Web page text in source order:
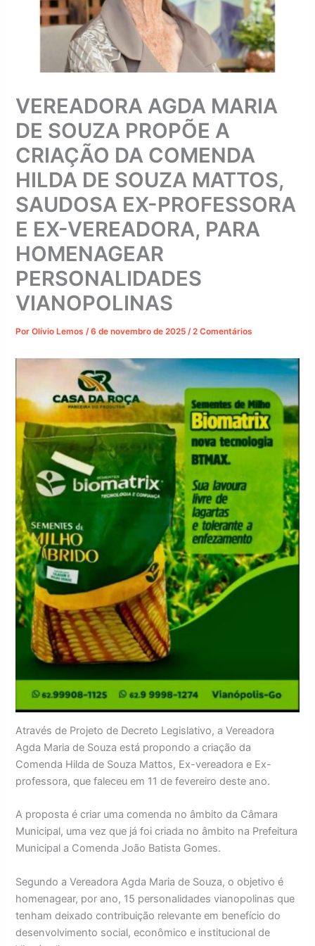
VEREADORA AGDA MARIA
DE SOUZA PROPÕE A
CRIAÇÃO DA COMENDA
HILDA DE SOUZA MATTOS,
SAUDOSA EX-PROFESSORA
E EX-VEREADORA, PARA
HOMENAGEAR
PERSONALIDADES
VIANOPOLINAS
PorOlívio Lemos /6 de novembro de 2025 /2 Comentários
Através de Projeto de Decreto Legislativo, a Vereadora
Agda Maria de Souza está propondo a criação da
Comenda Hilda de Souza Mattos, Ex-vereadora e Ex-
professora, que faleceu em 11 de fevereiro deste ano.
A proposta é criar uma comenda no âmbito da Câmara
Municipal, uma vez que já foi criada no âmbito na Prefeitura
Municipal a Comenda João Batista Gomes.
Segundo a Vereadora Agda Maria de Souza, o objetivo é
homenagear, por ano, 15 personalidades vianopolinas que
tenham deixado contribuição relevante em benefício do
desenvolvimento social, econômico e institucional de